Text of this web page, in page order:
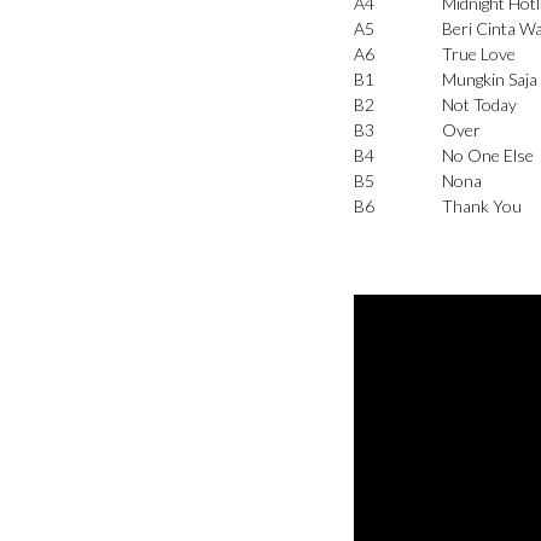
A5
Beri Cinta
A6
True Love
B1
Mungkin Saja
B2
Not Today
B3
Over
B4
No One Else
B5
Nona
B6
Thank You